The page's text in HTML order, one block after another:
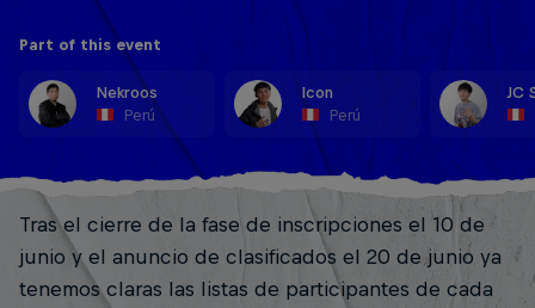
Part of this event
Nekroos
Perú
Icon
Perú
JC
Tras el cierre de la fase de inscripciones el 10 de
junio y el anuncio de clasificados el 20 de junio ya
tenemos claras las listas de participantes de cada